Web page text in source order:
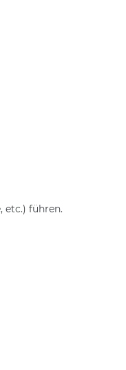
etc.) führen.